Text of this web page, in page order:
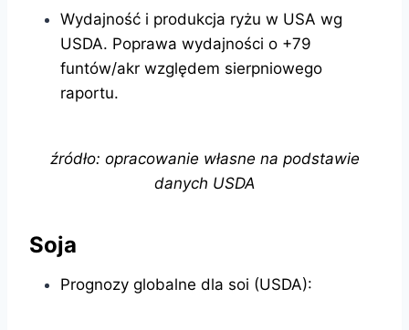
Wydajność i produkcja ryżu w USA wg
USDA. Poprawa wydajności o +79
funtów/akr względem sierpniowego
raportu.
źródło: opracowanie własne na podstawie
danych USDA
Soja
Prognozy globalne dla soi (USDA):